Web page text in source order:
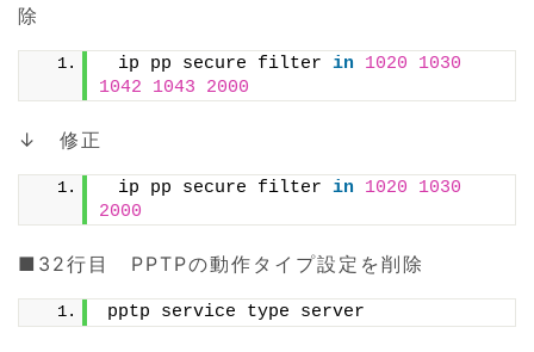
除
ip pp secure filter in 1020
1030
1042
1043 2000
↓ 修正
ip pp secure filter in 1020
1030
2000
■32行目 PPTPの動作タイプ設定を削除
pptp service type server